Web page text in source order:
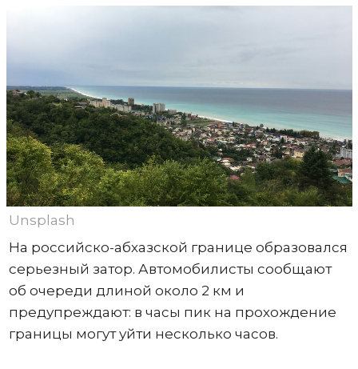
Unsplash
На российско-абхазской границе образовался
серьезный затор. Автомобилисты сообщают
об очереди длиной около 2 км и
предупреждают: в часы пик на прохождение
границы могут уйти несколько часов.